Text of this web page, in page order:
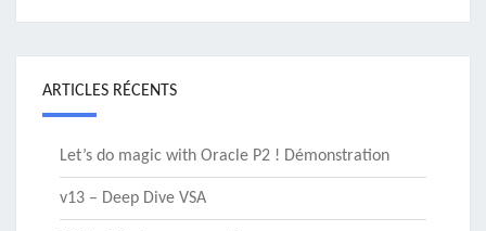
ARTICLES RÉCENTS
Let’s do magic with Oracle P2 ! Démonstration
v13 – Deep Dive VSA